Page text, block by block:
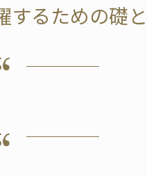
するための礎